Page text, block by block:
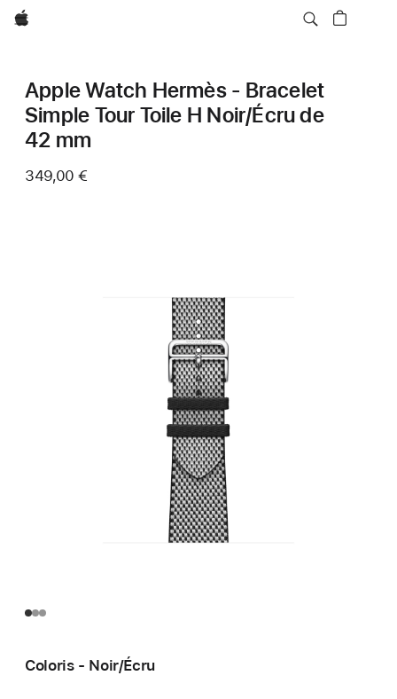
Apple
Apple Watch Hermès - Bracelet
Simple Tour Toile H Noir/Écru de
42 mm
349,00 €
Coloris - Noir/Écru